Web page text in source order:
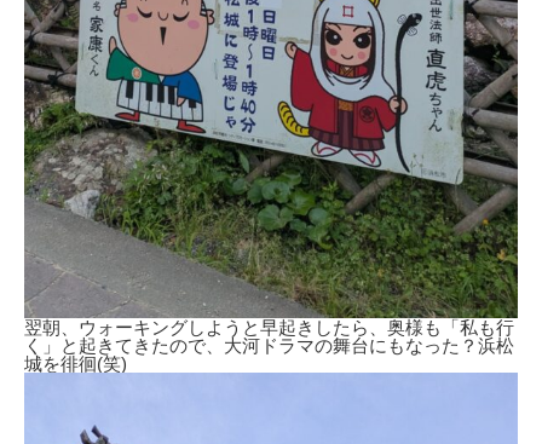
翌朝、ウォーキングしようと早起きしたら、奥様も「私も行
く」と起きてきたので、大河ドラマの舞台にもなった？浜松
城を徘徊(笑)